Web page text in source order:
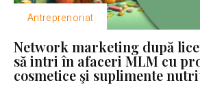
Antreprenoriat
Network marketing după
să intri în afaceri MLM cu
cosmetice şi suplimente